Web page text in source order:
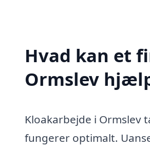
Hvad kan et
Ormslev
Kloakarbejde i Ormslev
fungerer optimalt.